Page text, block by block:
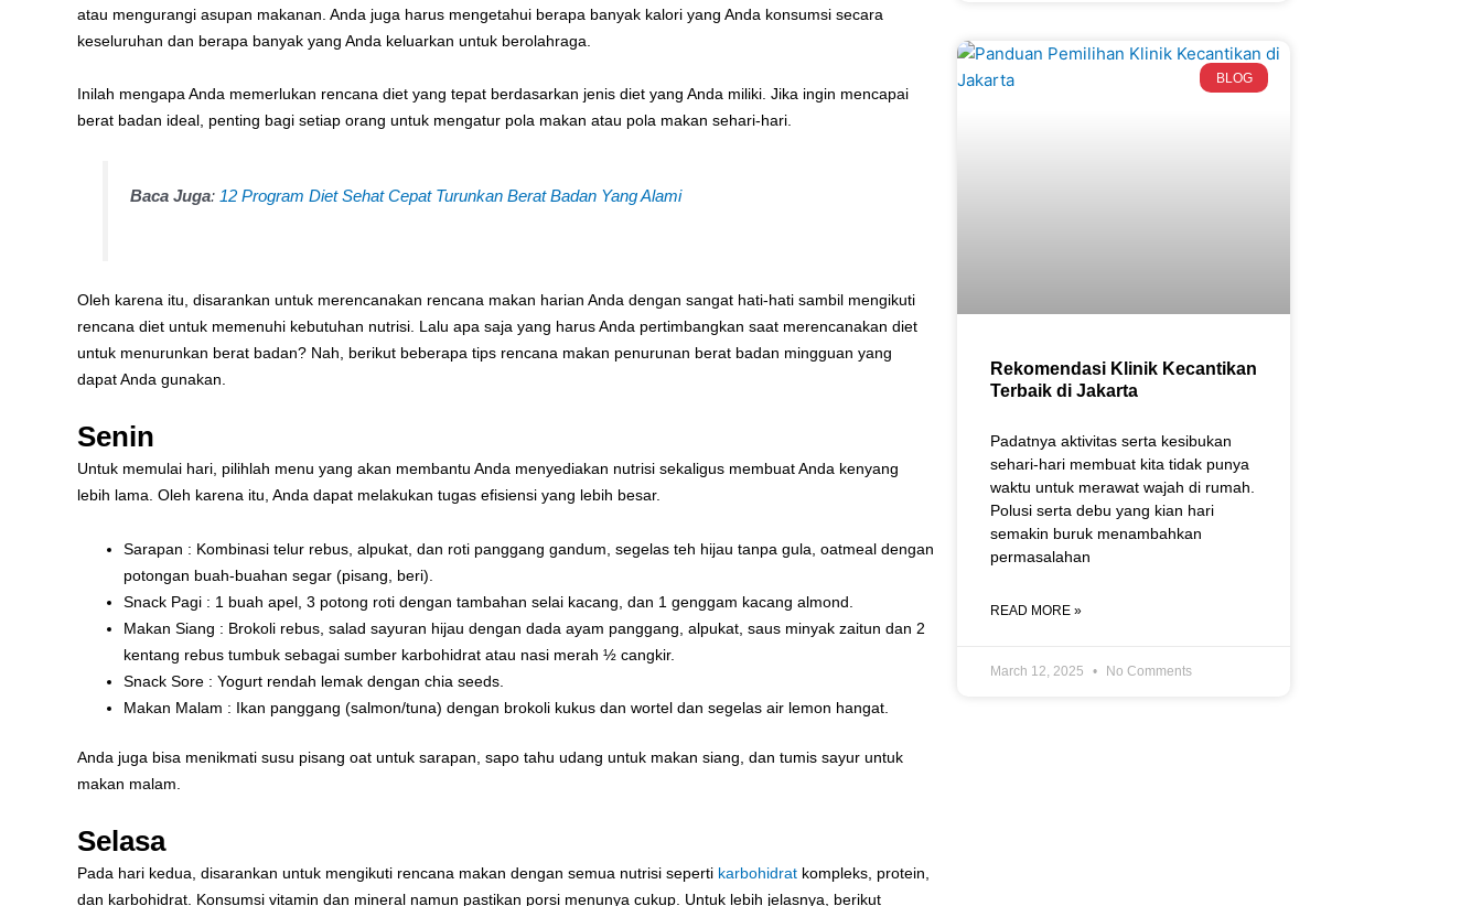
atau mengurangi asupan makanan. Anda juga harus mengetahui berapa banyak kalori yang Anda konsumsi secara
keseluruhan dan berapa banyak yang Anda keluarkan untuk berolahraga.
Inilah mengapa Anda memerlukan rencana diet yang tepat berdasarkan jenis diet yang Anda miliki. Jika ingin mencapai
berat badan ideal, penting bagi setiap orang untuk mengatur pola makan atau pola makan sehari-hari.
Baca Juga: 12 Program Diet Sehat Cepat Turunkan Berat Badan Yang Alami
Oleh karena itu, disarankan untuk merencanakan rencana makan harian Anda dengan sangat hati-hati sambil mengikuti
rencana diet untuk memenuhi kebutuhan nutrisi. Lalu apa saja yang harus Anda pertimbangkan saat merencanakan diet
untuk menurunkan berat badan? Nah, berikut beberapa tips rencana makan penurunan berat badan mingguan yang
dapat Anda gunakan.
Senin
Untuk memulai hari, pilihlah menu yang akan membantu Anda menyediakan nutrisi sekaligus membuat Anda kenyang
lebih lama. Oleh karena itu, Anda dapat melakukan tugas efisiensi yang lebih besar.
Sarapan : Kombinasi telur rebus, alpukat, dan roti panggang gandum, segelas teh hijau tanpa gula, oatmeal dengan
potongan buah-buahan segar (pisang, beri).
Snack Pagi : 1 buah apel, 3 potong roti dengan tambahan selai kacang, dan 1 genggam kacang almond.
Makan Siang : Brokoli rebus, salad sayuran hijau dengan dada ayam panggang, alpukat, saus minyak zaitun dan 2
kentang rebus tumbuk sebagai sumber karbohidrat atau nasi merah ½ cangkir.
Snack Sore : Yogurt rendah lemak dengan chia seeds.
Makan Malam : Ikan panggang (salmon/tuna) dengan brokoli kukus dan wortel dan segelas air lemon hangat.
Anda juga bisa menikmati susu pisang oat untuk sarapan, sapo tahu udang untuk makan siang, dan tumis sayur untuk
makan malam.
Selasa
Pada hari kedua, disarankan untuk mengikuti rencana makan dengan semua nutrisi seperti karbohidrat kompleks, protein,
dan karbohidrat. Konsumsi vitamin dan mineral namun pastikan porsi menunya cukup. Untuk lebih jelasnya, berikut
BLOG
Rekomendasi Klinik Kecantikan
Terbaik di Jakarta
Padatnya aktivitas serta kesibukan
sehari-hari membuat kita tidak punya
waktu untuk merawat wajah di rumah.
Polusi serta debu yang kian hari
semakin buruk menambahkan
permasalahan
READ MORE »
March 12, 2025 No Comments